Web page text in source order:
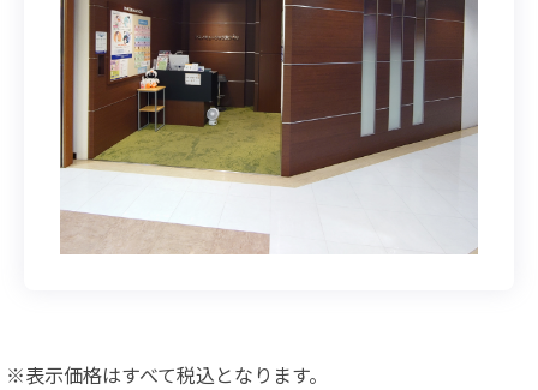
表示価格はすべて税込となります。